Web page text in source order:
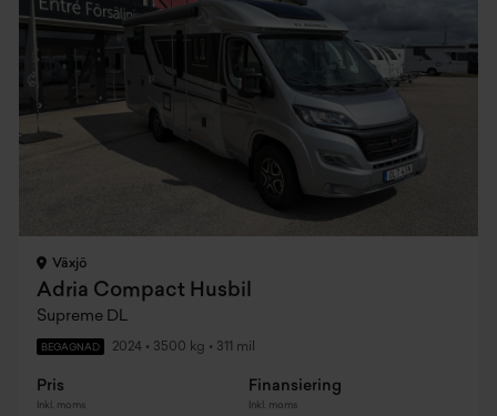
Växjö
Adria Compact Husbil
Supreme DL
BEGAGNAD 2024 • 3500 kg • 311 mil
Pris
Inkl. moms
Finansiering
Inkl. moms